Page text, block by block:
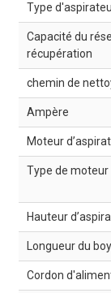
Type
Capacité du
récupération
chemin de
Ampère
Moteur
Type de moteur
Hauteur
Longueur du
Cordon